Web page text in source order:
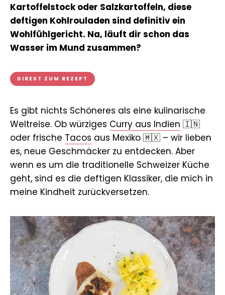
Kartoffelstock oder Salzkartoffeln, diese
deftigen Kohlrouladen sind definitiv ein
Wohlfühlgericht. Na, läuft dir schon das
Wasser im Mund zusammen?
DIREKT ZUM REZEPT
Es gibt nichts Schöneres als eine kulinarische
Weltreise. Ob würziges Curry aus Indien 🇮🇳
oder frische Tacos aus Mexiko 🇲🇽 – wir lieben
es, neue Geschmäcker zu entdecken. Aber
wenn es um die traditionelle Schweizer Küche
geht, sind es die deftigen Klassiker, die mich in
meine Kindheit zurückversetzen.